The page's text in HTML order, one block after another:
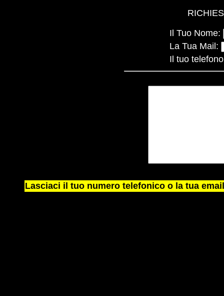
Il Tuo Nome:
La Tua Mail:
Il tuo
Lasciaci il tuo numero telefonico o la tua